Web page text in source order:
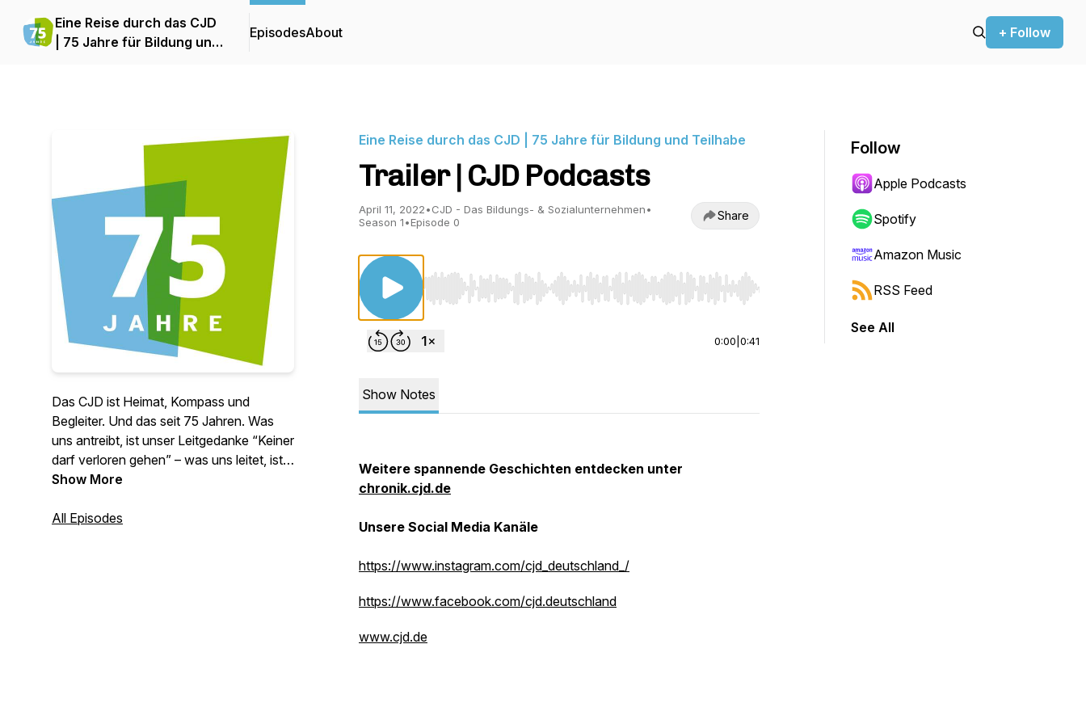
Eine Reise durch das CJD
| 75 Jahre für Bildung und
EpisodesAbout + Follow
Das CJD ist Heimat, Kompass und
Begleiter. Und das seit 75 Jahren. Was
uns antreibt, ist unser Leitgedanke “Keiner
darf verloren gehen” – was uns leitet, ist
das christliche Menschenbild. Wir
CJD Hoffnung und Mut gefunden haben.
Show More
All Episodes
Eine Reise durch das CJD | 75 Jahre für Bildung und Teilhabe
Trailer | CJD Podcasts
April 11, 2022•CJD - Das Bildungs- & Sozialunternehmen•
Season 1•Episode 0 Share
Use Left/Right to seek, Home/End to jump to start or end. Hold shift to jump forward or backward.
0:00 0:41
Show Notes
Weitere spannende Geschichten entdecken unter
chronik.cjd.de
Unsere Social Media Kanäle
https://www.instagram.com/cjd_deutschland_/
https://www.facebook.com/cjd.deutschland
www.cjd.de
Follow
Apple Podcasts
Spotify
Amazon Music
RSS Feed
See All